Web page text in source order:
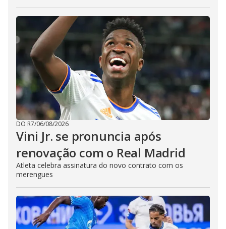
DO R7/06/08/2026
Vini Jr. se pronuncia após
renovação com o Real Madrid
Atleta celebra assinatura do novo contrato com os
merengues